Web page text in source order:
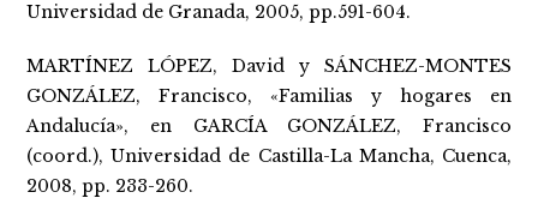
Universidad de Granada, 2005, pp.591-604.
MARTÍNEZ LÓPEZ, David y SÁNCHEZ-MONTES
GONZÁLEZ, Francisco, «Familias y hogares en
Andalucía», en GARCÍA GONZÁLEZ, Francisco
(coord.), Universidad de Castilla-La Mancha, Cuenca,
2008, pp. 233-260.